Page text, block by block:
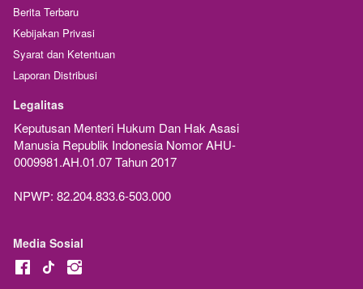
Berita Terbaru
Kebijakan Privasi
Syarat dan Ketentuan
Laporan Distribusi
Legalitas
Keputusan Menteri Hukum Dan Hak Asasi
Manusia Republik Indonesia Nomor AHU-
0009981.AH.01.07 Tahun 2017
NPWP: 82.204.833.6-503.000
Media Sosial